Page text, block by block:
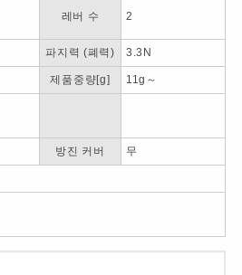
레버 수 2
파지력 (폐력) 3.3N
제품중량[g] 11g～
방진 커버 무